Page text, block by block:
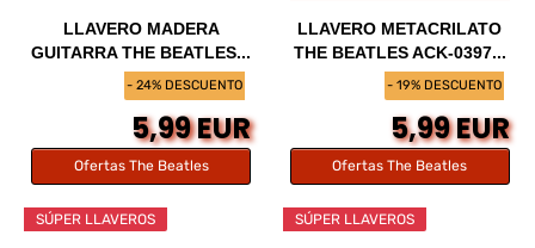
- 24% DESCUENTO
LLAVERO MADERA
GUITARRA THE BEATLES...
5,99 EUR
Ofertas The Beatles
- 19% DESCUENTO
LLAVERO METACRILATO
THE BEATLES ACK-0397...
5,99 EUR
Ofertas The Beatles
SÚPER LLAVEROS SÚPER LLAVEROS